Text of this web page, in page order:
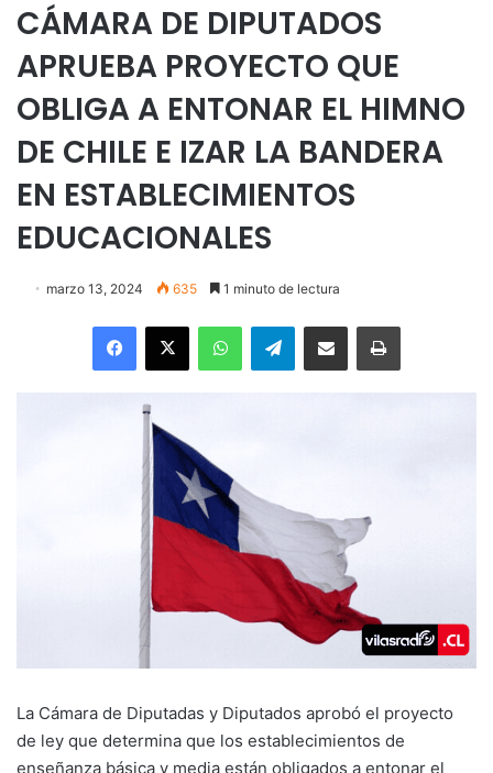
CÁMARA DE DIPUTADOS
APRUEBA PROYECTO QUE
OBLIGA A ENTONAR EL HIMNO
DE CHILE E IZAR LA BANDERA
EN ESTABLECIMIENTOS
EDUCACIONALES
marzo 13, 2024 635 1 minuto de lectura
Facebook
X WhatsAppTelegramEnviar vía email Imprimir
La Cámara de Diputadas y Diputados aprobó el proyecto
de ley que determina que los establecimientos de
enseñanza básica y media están obligados a entonar el